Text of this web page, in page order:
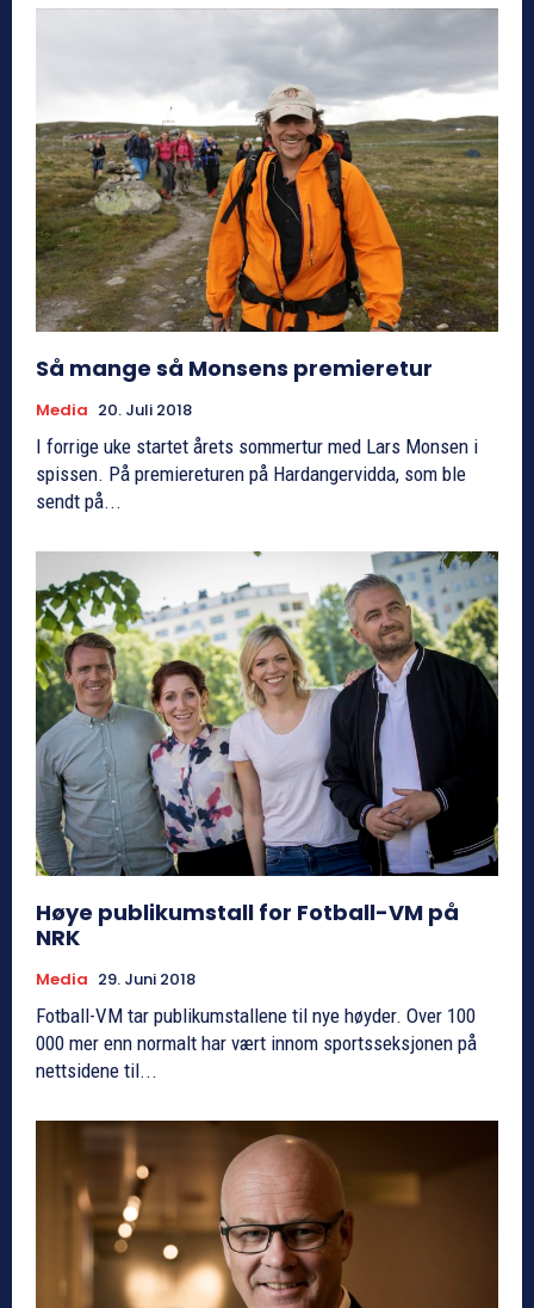
Så mange så Monsens premieretur
Media 20. Juli 2018
I forrige uke startet årets sommertur med Lars Monsen i
spissen. På premiereturen på Hardangervidda, som ble
sendt på...
Høye publikumstall for Fotball-VM på
NRK
Media 29. Juni 2018
Fotball-VM tar publikumstallene til nye høyder. Over 100
000 mer enn normalt har vært innom sportsseksjonen på
nettsidene til...